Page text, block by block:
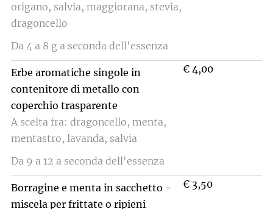
origano, salvia, maggiorana, stevia,
dragoncello
Da 4 a 8 g a seconda dell'essenza
Erbe aromatiche singole in
contenitore di metallo con
coperchio trasparente
A scelta fra: dragoncello, menta,
mentastro, lavanda, salvia
Da 9 a 12 a seconda dell'essenza
€ 4,00
Borragine e menta in sacchetto -
miscela per frittate o ripieni
€ 3,50